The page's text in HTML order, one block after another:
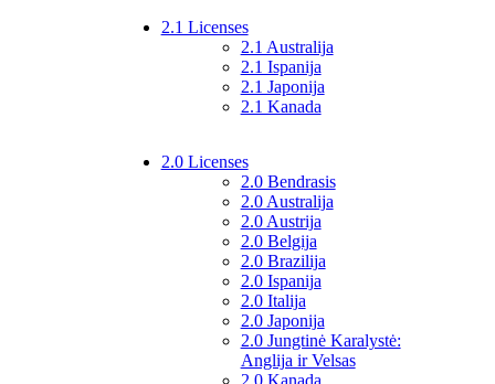
2.1 Licenses
2.1 Australija
2.1 Ispanija
2.1 Japonija
2.1 Kanada
2.0 Licenses
2.0 Bendrasis
2.0 Australija
2.0 Austrija
2.0 Belgija
2.0 Brazilija
2.0 Ispanija
2.0 Italija
2.0 Japonija
2.0 Jungtinė Karalystė:
Anglija ir Velsas
2.0 Kanada